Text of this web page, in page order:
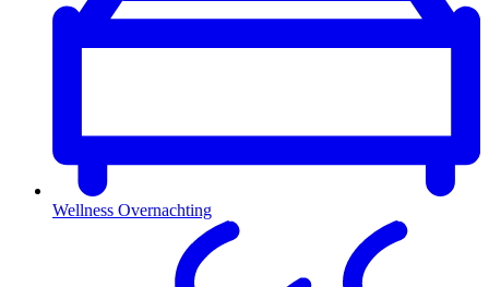
Wellness Overnachting